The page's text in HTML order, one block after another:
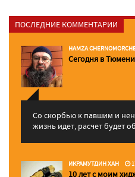
ПОСЛЕДНИЕ КОММЕНТАРИИ
HAMZA
Сегодня в
Со скорбью к павшим и
жизнь идет, расчет будет
ИКРАМУТДИН ХАН
10 лет с моим